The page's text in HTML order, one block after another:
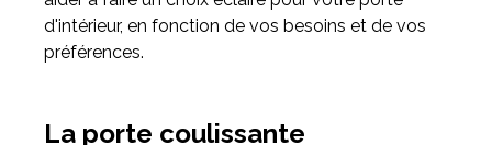
d'intérieur, en fonction de vos besoins et de vos
préférences.
La porte coulissante